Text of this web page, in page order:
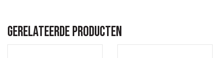
Gerelateerde producten